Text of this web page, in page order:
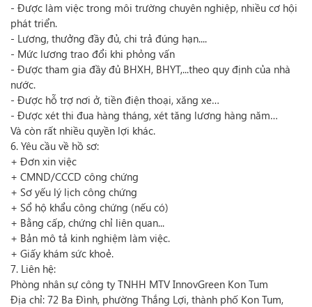
- Được làm việc trong môi trường chuyên nghiệp, nhiều cơ hội
phát triển.
- Lương, thưởng đầy đủ, chi trả đúng hạn....
- Mức lương trao đổi khi phỏng vấn
- Được tham gia đầy đủ BHXH, BHYT,...theo quy định của nhà
nước.
- Được hỗ trợ nơi ở, tiền điện thoại, xăng xe…
- Được xét thi đua hàng tháng, xét tăng lương hàng năm…
Và còn rất nhiều quyền lợi khác.
6. Yêu cầu về hồ sơ:
+ Đơn xin việc
+ CMND/CCCD công chứng
+ Sơ yếu lý lịch công chứng
+ Sổ hộ khẩu công chứng (nếu có)
+ Bằng cấp, chứng chỉ liên quan...
+ Bản mô tả kinh nghiệm làm việc.
+ Giấy khám sức khoẻ.
7. Liên hệ:
Phòng nhân sự công ty TNHH MTV InnovGreen Kon Tum
Địa chỉ: 72 Ba Đình, phường Thắng Lợi, thành phố Kon Tum,